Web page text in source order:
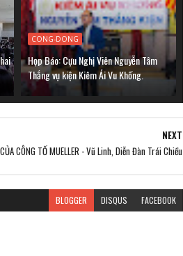
CONG-DONG
Họp Báo: Cựu Nghị Viên Nguyễn Tâm
Thắng vụ kiện Kiêm Ái Vu Khống.
NEXT
CÔNG TỐ MUELLER - Vũ Linh, Diễn Đàn Trái Chiều
BLOGGER DISQUS FACEBOOK